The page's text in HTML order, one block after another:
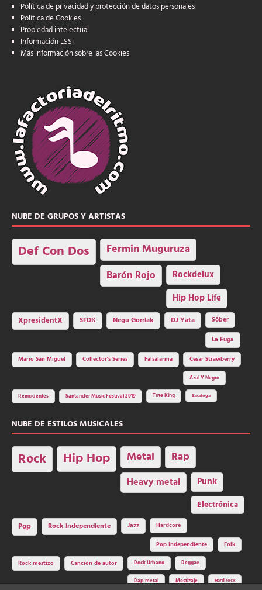
Política de privacidad y protección de datos personales
Política de Cookies
Propiedad intelectual
Información LSSI
Más información sobre las Cookies
NUBE DE GRUPOS Y ARTISTAS
Def Con Dos Fermin Muguruza
Barón Rojo Rockdelux
Hip Hop Life
XpresidentX SFDK Negu Gorriak DJ Yata
Sôber
La Fuga
Mario San Miguel
Collector's Series Falsalarma César Strawberry
Azul Y Negro
Reincidentes Santander Music Festival 2019 Tote King Saratoga
NUBE DE ESTILOS MUSICALES
Rock Hip Hop Metal Rap
Heavy metal Punk
Electrónica
Pop Rock independiente Jazz Hardcore
Pop Independiente Folk
Rock mestizo Canción de autor Rock Urbano Reggae
Rap metal Mestizaje Hard rock